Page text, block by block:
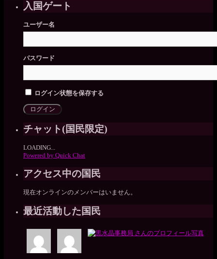
入国ゲート
ユーザー名
パスワード
ログイン状態を保存する
チャット(国民限定)
LOADING...
Powered by Quick Chat
アクセス中の国民
現在オンラインのメンバーはいません。
最近活動した国民